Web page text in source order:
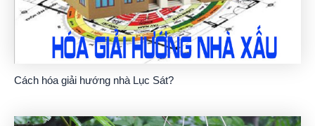
Cách hóa giải hướng nhà Lục Sát?